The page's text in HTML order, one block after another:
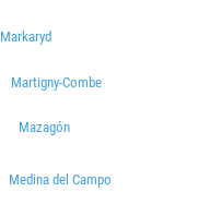
Markaryd
Martigny-Combe
Mazagón
Medina del Campo